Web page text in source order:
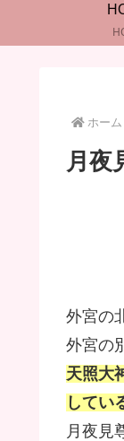
ホーム
月夜
外宮の
外宮の
天照大
してい
月夜見